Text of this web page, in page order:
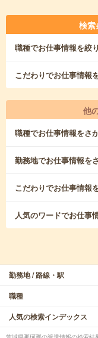
検索
職種でお仕事情報を絞
こだわりでお仕事情報
他
職種でお仕事情報をさ
勤務地でお仕事情報を
こだわりでお仕事情報
人気のワードでお仕事
勤務地 / 路線・駅
職種
人気の検索インデックス